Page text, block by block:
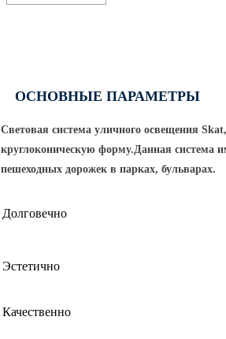
ОСНОВНЫЕ ПАРАМЕТРЫ
Световая система уличного освещения
круглоконическую форму.Данная система
пешеходных дорожек в парках, бульварах.
Долговечно
Эстетично
Качественно